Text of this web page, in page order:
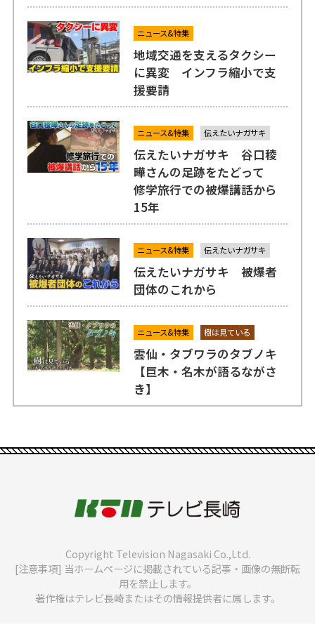
ニュース&特集
地域交通を支えるタクシー
に異変 インフラ縮小で支
援要請
ニュース&特集 伝えたいナガサキ
伝えたいナガサキ 谷口稜
曄さんの足跡をたどって
修学旅行での被爆講話から
15年
ニュース&特集 伝えたいナガサキ
伝えたいナガサキ 被爆者
団体のこれから
ニュース&特集 樹は見ている
雲仙・タブワラのタブノキ
【巨木・名木が語るながさ
き】
Copyright Television Nagasaki Co.,Ltd.
[注意事項] 当ホームページに掲載されている記事・画像の無断転
用を禁止します。
著作権はテレビ長崎またはその情報提供者に属します。